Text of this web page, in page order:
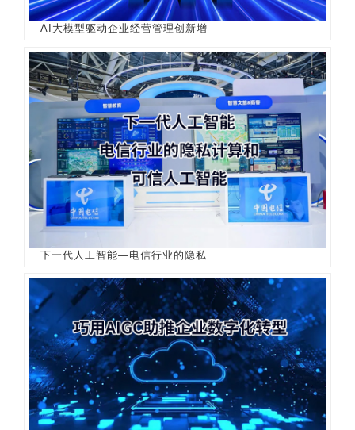
AI大模型驱动企业经营管理创新增
下一代人工智能—电信行业的隐私